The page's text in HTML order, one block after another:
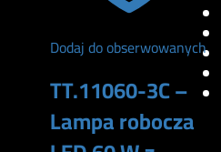
Dodaj do obserwowanych
TT.11060-3C –
Lampa robocza